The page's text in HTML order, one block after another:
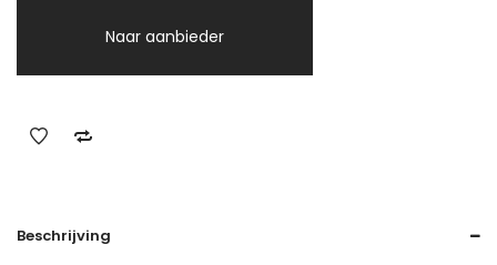
Naar aanbieder
Beschrijving